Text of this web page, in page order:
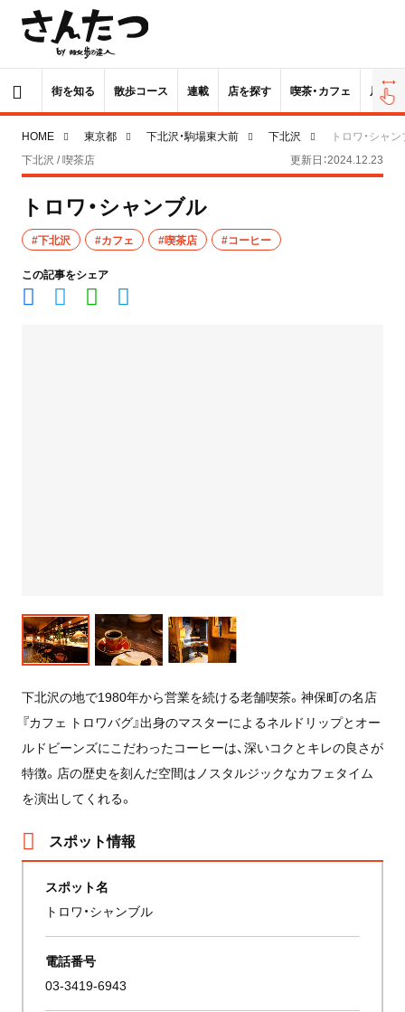
街を知る 散歩コース 連載 店を探す 喫茶・カフェ 居酒屋
HOME 東京都 下北沢・駒場東大前 下北沢
トロワ・シャ
下北沢 / 喫茶店
更新日：2024.12.23
トロワ・シャンブル
#下北沢 #カフェ #喫茶店 #コーヒー
この記事をシェア
下北沢の地で1980年から営業を続ける老舗喫茶。神保町の名店
『カフェ トロワバグ』出身のマスターによるネルドリップとオー
ルドビーンズにこだわったコーヒーは、深いコクとキレの良さが
特徴。店の歴史を刻んだ空間はノスタルジックなカフェタイム
を演出してくれる。
スポット情報
スポット名
トロワ・シャンブル
電話番号
03-3419-6943